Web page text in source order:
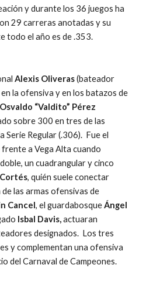
y durante los 36 juegos ha
29 carreras anotadas y su
todo el año es de .353.
Alexis Oliveras (bateador
la ofensiva y en los batazos de
Osvaldo “Valdito” Pérez
sobre 300 en tres de las
Serie Regular (.306).  Fue el
a Vega Alta cuando
un cuadrangular y cinco
, quién suele conectar
las armas ofensivas de
Cancel, el guardabosque Ángel
Isbal Davis, actuaran
designados.  Los tres
y complementan una ofensiva
del Carnaval de Campeones.